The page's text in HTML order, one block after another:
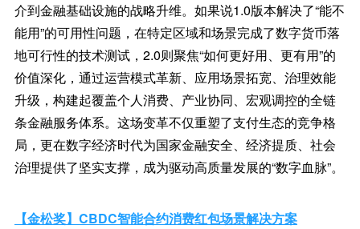
介到金融基础设施的战略升维。如果说1.0版本解决了“能不
能用”的可用性问题，在特定区域和场景完成了数字货币落
地可行性的技术测试，2.0则聚焦“如何更好用、更有用”的
价值深化，通过运营模式革新、应用场景拓宽、治理效能
升级，构建起覆盖个人消费、产业协同、宏观调控的全链
条金融服务体系。这场变革不仅重塑了支付生态的竞争格
局，更在数字经济时代为国家金融安全、经济提质、社会
治理提供了坚实支撑，成为驱动高质量发展的“数字血脉”。
【金松奖】CBDC智能合约消费红包场景解决方案